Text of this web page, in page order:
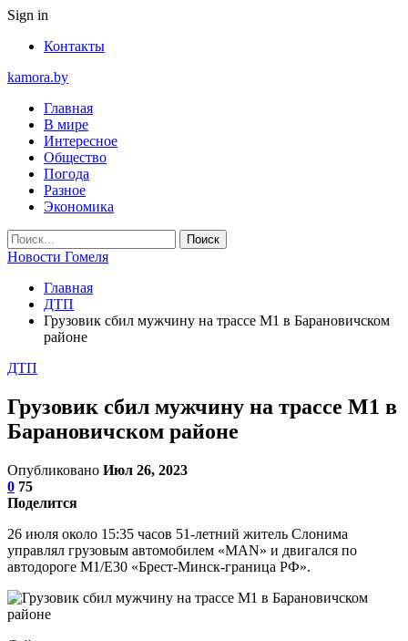
Sign in
Контакты
kamora.by
Главная
В мире
Интересное
Общество
Погода
Разное
Экономика
Новости Гомеля
Главная
ДТП
Грузовик сбил мужчину на трассе М1 в Барановичском
районе
ДТП
Грузовик сбил мужчину на трассе М1 в
Барановичском районе
Опубликовано Июл 26, 2023
0 75
Поделится
26 июля около 15:35 часов 51-летний житель Слонима
управлял грузовым автомобилем «MAN» и двигался по
автодороге М1/Е30 «Брест-Минск-граница РФ».